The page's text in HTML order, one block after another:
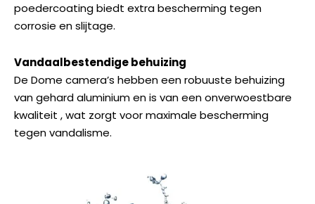
poedercoating biedt extra bescherming tegen
corrosie en slijtage.
Vandaalbestendige behuizing
De Dome camera’s hebben een robuuste behuizing
van gehard aluminium en is van een onverwoestbare
kwaliteit , wat zorgt voor maximale bescherming
tegen vandalisme.